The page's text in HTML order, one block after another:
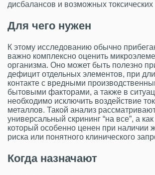
дисбалансов и возможных токсических
Для чего нужен
К этому исследованию обычно
важно комплексно оценить
организма. Оно может быть полезно
дефицит отдельных элементов, при
контакте с вредными
бытовыми факторами, а также в
необходимо исключить воздействие
металлов. Такой анализ
универсальный скрининг “на все”, а
который особенно ценен при наличии
риска или понятного клинического
Когда назначают